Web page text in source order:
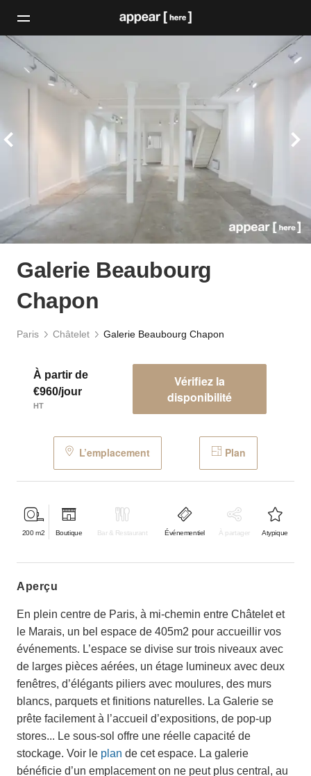
Galerie Beaubourg
Chapon
Paris Châtelet Galerie Beaubourg Chapon
À partir de
€960/jour
HT
Vérifiez la
disponibilité
L’emplacement Plan
200 m2 Boutique Bar & Restaurant Événementiel À partager Atypique
aperçu
En plein centre de Paris, à mi-chemin entre Châtelet et
le Marais, un bel espace de 405m2 pour accueillir vos
événements. L’espace se divise sur trois niveaux avec
de larges pièces aérées, un étage lumineux avec deux
fenêtres, d’élégants piliers avec moulures, des murs
blancs, parquets et finitions naturelles. La Galerie se
prête facilement à l’accueil d’expositions, de pop-up
stores... Le sous-sol offre une réelle capacité de
stockage. Voir le plan de cet espace. La galerie
bénéficie d’un emplacement on ne peut plus central, au